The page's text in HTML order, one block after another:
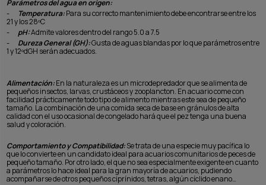
Parámetros del agua en origen:
-
Temperatura:Para su correcto mantenimiento debe encontrarse entre los
21 y los 28ºC
- pH:Admite valores dentro del rango 5.0 a 7.5
- Dureza General (GH):Gusta de aguas blandas por lo que parámetros entre
1 y 12ºdGH serán adecuados.
Alimentación:En la naturaleza es un microdepredador que se alimenta de
pequeños insectos, larvas, crustáceos y zooplancton. En acuario come con
facilidad prácticamente todo tipo de alimento mientras este sea de pequeño
tamaño. La combinación de una comida seca de base en gránulos de alta
calidad con el uso ocasional de congelado hará que el pez tenga una buena
salud y coloración.
Comportamiento y Compatibilidad:Se trata de una especie muy pacífica lo
que lo convierte en un candidato ideal para acuarios comunitarios de peces de
pequeño tamaño. Por otro lado, el que no sea especialmente exigente en cuanto
a parámetros lo hace ideal para la gran mayoría de acuarios, pudiendo
acompañarse de otros pequeños ciprínidos, tetras, algún cíclido enano…